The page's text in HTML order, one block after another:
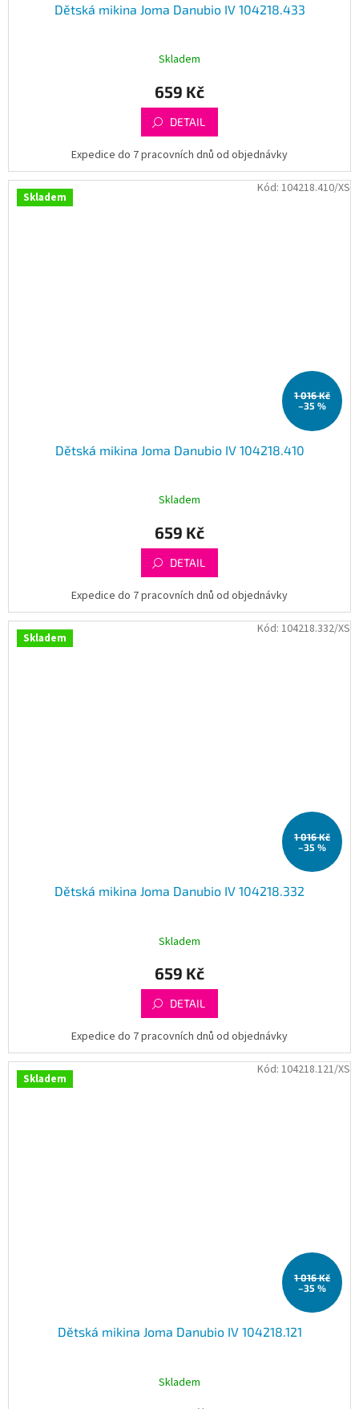
Dětská mikina Joma Danubio IV 104218.433
Skladem
659 Kč
DETAIL
Expedice do 7 pracovních dnů od objednávky
Skladem
1 016 Kč
–35 %
Dětská mikina Joma Danubio IV 104218.410
Skladem
659 Kč
DETAIL
Expedice do 7 pracovních dnů od objednávky
Kód: 104218.410/XS
Skladem
1 016 Kč
–35 %
Dětská mikina Joma Danubio IV 104218.332
Skladem
659 Kč
DETAIL
Expedice do 7 pracovních dnů od objednávky
Kód: 104218.332/XS
Skladem
1 016 Kč
–35 %
Dětská mikina Joma Danubio IV 104218.121
Skladem
Kód: 104218.121/XS